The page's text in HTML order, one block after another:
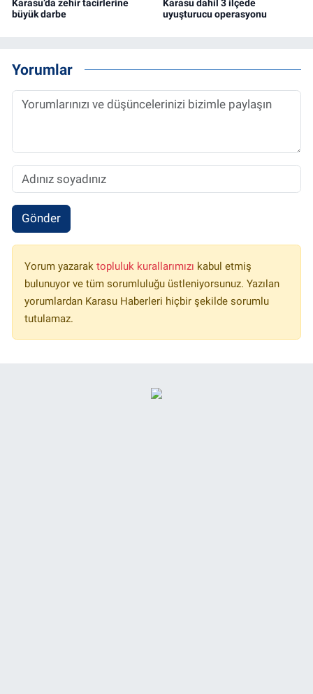
Karasu’da zehir tacirlerine
büyük darbe
Karasu dahil 3 ilçede
uyuşturucu operasyonu
Yorumlar
Gönder
Yorum yazarak topluluk kurallarımızı kabul etmiş
bulunuyor ve tüm sorumluluğu üstleniyorsunuz. Yazılan
yorumlardan Karasu Haberleri hiçbir şekilde sorumlu
tutulamaz.